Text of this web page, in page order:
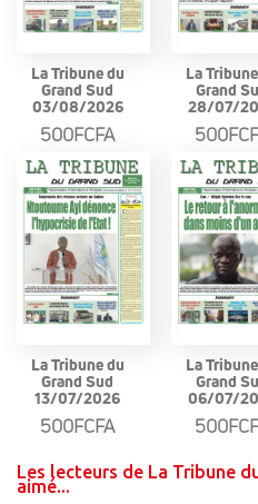
La Tribune du
Grand Sud
03/08/2026
500FCFA
La
Grand
28/07/
La Tribune du
Grand Sud
13/07/2026
500FCFA
La
Grand
06/07/
Les lecteurs de La Tribune
aimé...